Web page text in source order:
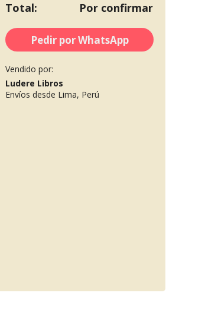
Total:
Por confirmar
Pedir por WhatsApp
Vendido por:
Ludere Libros
Envíos desde Lima, Perú